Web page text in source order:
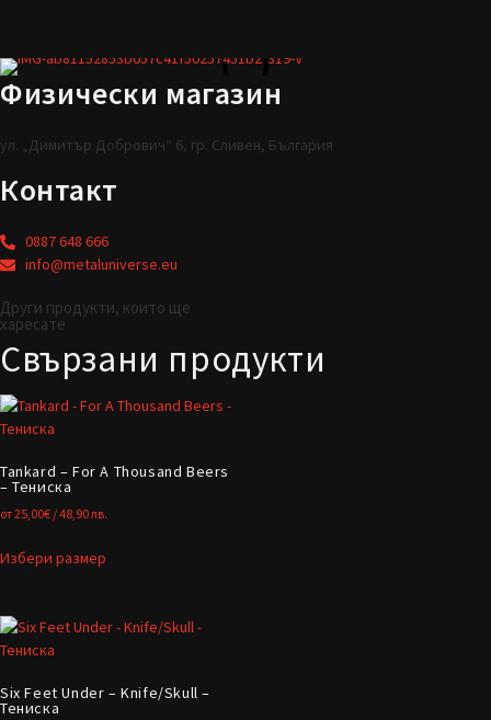
Физически магазин
ул. „Димитър Добрович“ 6, гр. Сливен, България
Контакт
0887 648 666
info@metaluniverse.eu
Други продукти, които ще
харесате
Свързани продукти
Tankard – For A Thousand Beers
– Тениска
от25,00€ / 48,90 лв.
Избери размер
Six Feet Under – Knife/Skull –
Тениска